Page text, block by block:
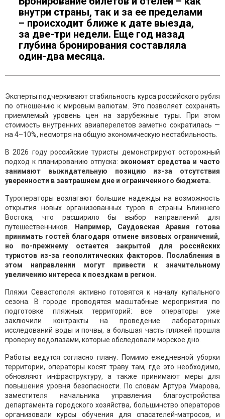
внутри страны, так и за ее пределами
– происходит ближе к дате выезда,
за две-три недели. Еще год назад
глубина бронирования составляла
один-два месяца.
Эксперты подчеркивают стабильность курса российского рубля
по отношению к мировым валютам. Это позволяет сохранять
приемлемый уровень цен на зарубежные туры. При этом
стоимость внутренних авиаперелетов заметно сократилась —
на 4–10%, несмотря на общую экономическую нестабильность.
В 2026 году российские туристы демонстрируют осторожный
подход к планированию отпуска: экономят средства и часто
занимают выжидательную позицию из-за отсутствия
уверенности в завтрашнем дне и ограниченного бюджета.
Туроператоры возлагают большие надежды на возможность
открытия новых организованных туров в страны Ближнего
Востока, что расширило бы выбор направлений для
путешественников.
Например, Саудовская Аравия готова
принимать гостей благодаря отмене визовых ограничений,
но по-прежнему остается закрытой для российских
туристов из-за геополитических факторов. Послабления в
этом направлении могут привести к значительному
увеличению интереса к поездкам в регион.
Пляжи Севастополя активно готовятся к началу купального
сезона. В городе проводятся масштабные мероприятия по
подготовке пляжных территорий: все операторы уже
заключили контракты на проведение лабораторных
исследований воды и почвы, а большая часть пляжей прошла
проверку водолазами, которые обследовали морское дно.
Работы ведутся согласно плану. Помимо ежедневной уборки
территории, операторы косят траву там, где это необходимо,
обновляют инфраструктуру, а также принимают меры для
повышения уровня безопасности. По словам Артура Умарова,
заместителя начальника управления благоустройства
департамента городского хозяйства, большинство операторов
организовали курсы обучения для спасателей-матросов, и